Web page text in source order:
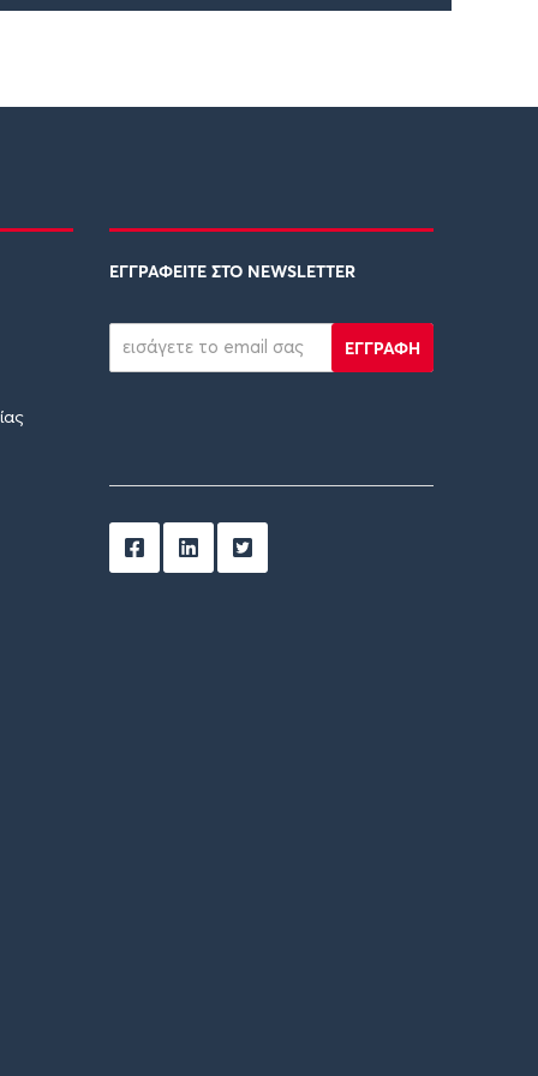
ΕΓΓΡΑΦΕΙΤΕ ΣΤΟ NEWSLETTER
ΕΓΓΡΑΦΗ